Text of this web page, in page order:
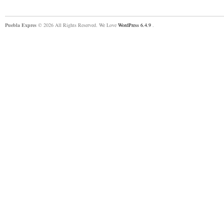
Puebla Expres © 2026 All Rights Reserved. We Love WordPress 6.4.9 .